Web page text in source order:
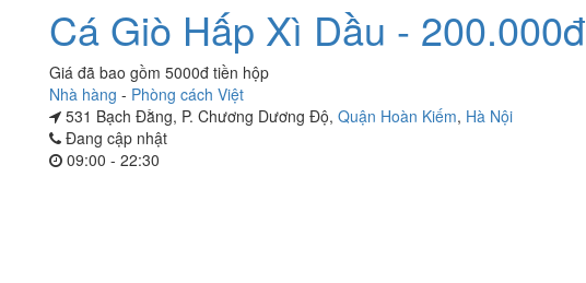
Cá Giò Hấp Xì Dầu - 200.000đ
Giá đã bao gồm 5000đ tiền hộp
Nhà hàng - Phòng cách Việt
531 Bạch Đằng, P. Chương Dương Độ, Quận Hoàn Kiếm, Hà Nội
Đang cập nhật
09:00 - 22:30